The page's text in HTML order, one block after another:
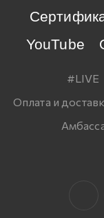
YouTube
#LIVE
Оплата и